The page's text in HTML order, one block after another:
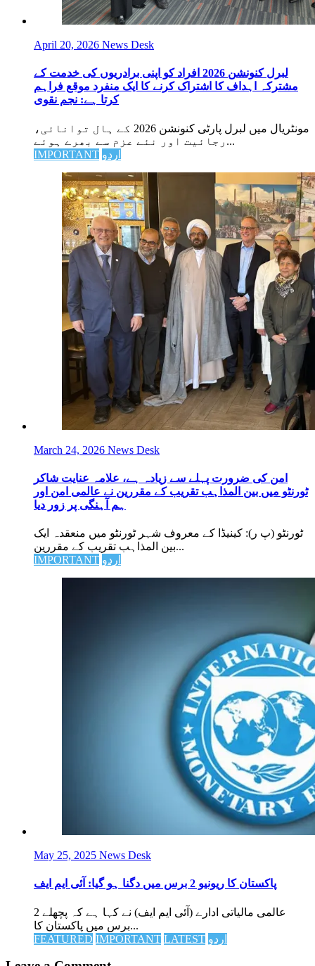
April 20, 2026 News Desk
لبرل کنونشن 2026 افراد کو اپنی برادریوں کی خدمت کے
مشترکہ اہداف کا اشتراک کرنے کا ایک منفرد موقع فراہم
کرتا ہے: نجم نقوی
مونٹریال میں لبرل پارٹی کنونشن 2026 کے ہال توانائی،
رجائیت اور نئے عزم سے بھرے ہوئے...
IMPORTANT اردو
March 24, 2026 News Desk
امن کی ضرورت پہلے سے زیادہ ہے، علامہ عنایت شاکر
ٹورنٹو میں بین المذاہب تقریب کے مقررین نے عالمی امن اور
ہم آہنگی پر زور دیا
ٹورنٹو (پ ر): کینیڈا کے معروف شہر ٹورنٹو میں منعقدہ ایک
بین المذاہب تقریب کے مقررین...
IMPORTANT اردو
May 25, 2025 News Desk
پاکستان کا ریونیو 2 برس میں دگنا ہو گیا: آئی ایم ایف
عالمی مالیاتی ادارے (آئی ایم ایف) نے کہا ہے کہ پچھلے 2
برس میں پاکستان کا...
FEATURED IMPORTANT LATEST اردو